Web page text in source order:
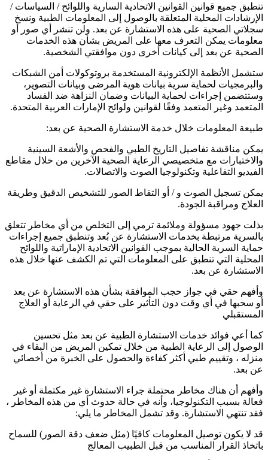
تنطبق جميع قوانين القوانين الاتحادية السارية واللوائح / السياسات /
الإرشادات المحلية المتعلقة بالوصول إلى المعلومات الطبية ونسخ
سجلاتي الصحية على هذه الاستشارة عن بعد. ولن تنشر أي صور أو
معلومات يمكن التعرف معها على المريض بشأن هذه الخدمات
الصحية عن بعد إلى كيانات أخرى دون موافقتي الشخصية.
ستشمل الأنظمة الإلكترونية المستخدمة بروتوكولات أمن الشبكات
والبرمجيات لحماية سرية بيانات هوية المرضى وبيانات التصوير،
وستتضمن إجراءات لحماية البيانات وضمان النزاهة ضد الفساد
المتعمد وغير المتعمد وفقًا لقوانين ولوائح الإمارات العربية المتحدة.
طبيعة المعلومات خلال خدمة الاستشارة الصحية عن بعد:
يمكن مناقشة تفاصيل التاريخ الطبي والفحص والأشعة السينية
والاختبارات مع متخصيصي الرعاية الصحية الآخرين من خلال مقاطع
الفيديو التفاعلية وتكنولوجيا الصوت والاتصالات.
يمكن تسجيل الصوت و / أو التقاط الصور للتشخيص الدقيق وطريقة
العلاج ومراقبة الجودة.
بذلت جهود مسؤولة وملائمة ترمي إلى التخلص من أي مخاطر تتعلق
بالسرية مرتبطة بخدمات الاستشارة عن بُعد وتنطبق جميع إجراءات
حماية السرية الحالية بموجب القوانين الاتحادية الإماراتية واللوائح
المحلية التي تنطبق على المعلومات التي تم الكشف عنها خلال هذه
الاستشارة عن بعد.
وأفهم حقي في جواز حجب الموافقة بشأن هذه الاستشارة عن بعد
أو سحبها في أي وقت دون التأثير على حقي في الرعاية أو العلاج
المستقبلي
كما أعي فوائد خدمات الاستشارة الطبية عن بعد مثل تحسين
الوصول إلى الرعاية الطبية من خلال تمكين المريض من البقاء في
منزله ، وتقييم طبي أكثر كفاءة والحصول على الخبرة من أخصائي
عن بعد.
وأفهم أن هناك مخاطر محتملة جراء الاستشارة غير مكتملة أو غير
فعالة بسبب التكنولوجيا، وأنه في حالة حدوث أي من هذه المخاطر ،
فقد تنتهي الاستشارة. وقد تشمل المخاطر ما يلي:
قد لا يكون توصيل المعلومات كافيًا (مثل ضعف دقة الصور) للسماح
باتخاذ القرار المناسب من قبل الطبيب المعالج